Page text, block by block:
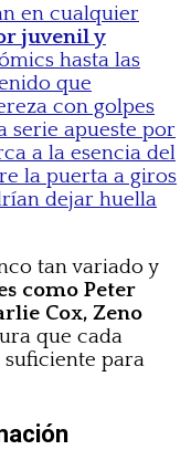
en cualquier
juvenil y
hasta las
que
con golpes
serie apueste por
a la esencia del
la puerta a giros
dejar huella
tan variado y
como Peter
Cox, Zeno
que cada
suficiente para